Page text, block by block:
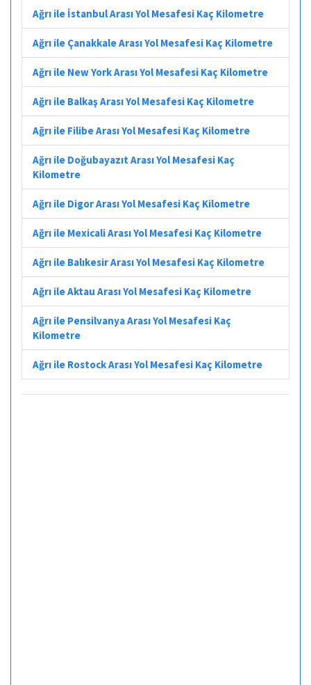
Ağrı ile İstanbul Arası Yol Mesafesi Kaç Kilometre
Ağrı ile Çanakkale Arası Yol Mesafesi Kaç Kilometre
Ağrı ile New York Arası Yol Mesafesi Kaç Kilometre
Ağrı ile Balkaş Arası Yol Mesafesi Kaç Kilometre
Ağrı ile Filibe Arası Yol Mesafesi Kaç Kilometre
Ağrı ile Doğubayazıt Arası Yol Mesafesi Kaç
Kilometre
Ağrı ile Digor Arası Yol Mesafesi Kaç Kilometre
Ağrı ile Mexicali Arası Yol Mesafesi Kaç Kilometre
Ağrı ile Balıkesir Arası Yol Mesafesi Kaç Kilometre
Ağrı ile Aktau Arası Yol Mesafesi Kaç Kilometre
Ağrı ile Pensilvanya Arası Yol Mesafesi Kaç
Kilometre
Ağrı ile Rostock Arası Yol Mesafesi Kaç Kilometre